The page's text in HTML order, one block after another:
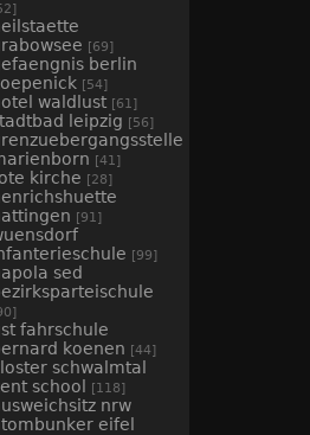
[69]
berlin
[54]
waldlust [61]
leipzig [56]
[41]
kirche [28]
[91]
[99]
sed
fahrschule
koenen [44]
schwalmtal
school
[118]
nrw
eifel